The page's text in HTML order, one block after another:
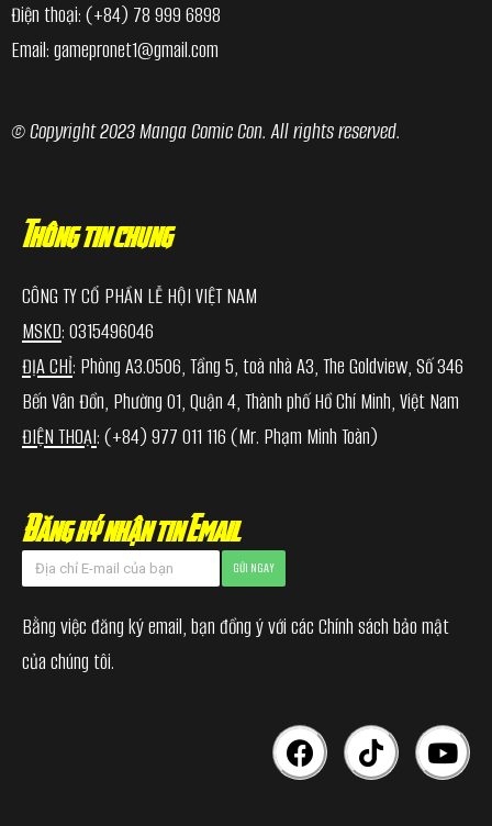
Điện thoại: (+84) 78 999 6898
Email: gamepronet1@gmail.com
© Copyright 2023 Manga Comic Con. All rights reserved.
Thông tin chung
CÔNG TY CỔ PHẦN LỄ HỘI VIỆT NAM
MSKD: 0315496046
ĐỊA CHỈ: Phòng A3.0506, Tầng 5, toà nhà A3, The Goldview, Số 346
Bến Vân Đồn, Phường 01, Quận 4, Thành phố Hồ Chí Minh, Việt Nam
ĐIỆN THOẠI: (+84) 977 011 116 (Mr. Phạm Minh Toàn)
Đăng ký nhận tin Email
GỬI NGAY
Bằng việc đăng ký email, bạn đồng ý với các Chính sách bảo mật
của chúng tôi.